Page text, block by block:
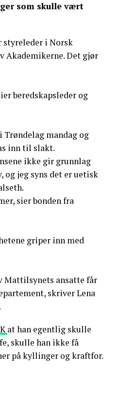
som skulle vært
i Norsk
Det gjør
beredskapsleder og
mandag og
inn til slakt.
ikke gir grunnlag
og jeg syns det er uetisk
sier bonden fra
griper inn med
Mattilsynets ansatte får
skriver Lena
at han egentlig skulle
skulle han ikke få
på kyllinger og kraftfor.